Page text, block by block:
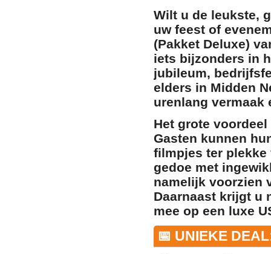
Wilt u de leukste,
uw feest of
(Pakket Deluxe)
iets bijzonders in
jubileum,
elders in Midden
urenlang vermaak
Het grote
Gasten kunnen
filmpjes ter plekke
gedoe met
namelijk voorzien
Daarnaast krijgt u
mee op een luxe
📅 UNIEKE